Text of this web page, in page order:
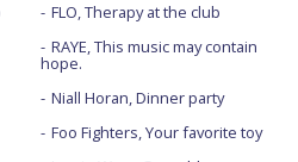
FLO, Therapy at the club
RAYE, This music may contain
hope.
Niall Horan, Dinner party
Foo Fighters, Your favorite toy